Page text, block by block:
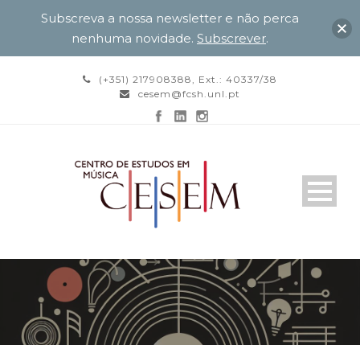
(+351) 217908388, Ext.: 40337/38
cesem@fcsh.unl.pt
Subscreva a nossa newsletter e não perca
nenhuma novidade. Subscrever.